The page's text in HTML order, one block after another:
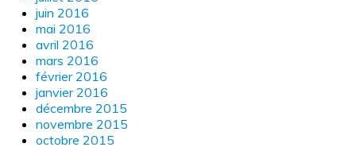
juin 2016
mai 2016
avril 2016
mars 2016
février 2016
janvier 2016
décembre 2015
novembre 2015
octobre 2015